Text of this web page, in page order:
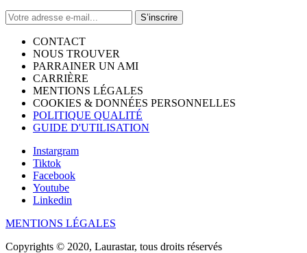
S’inscrire
CONTACT
NOUS TROUVER
PARRAINER UN AMI
CARRIÈRE
MENTIONS LÉGALES
COOKIES & DONNÉES PERSONNELLES
POLITIQUE QUALITÉ
GUIDE D'UTILISATION
Instargram
Tiktok
Facebook
Youtube
Linkedin
MENTIONS LÉGALES
Copyrights © 2020, Laurastar, tous droits réservés